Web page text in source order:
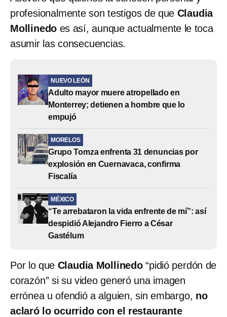
profesionalmente son testigos de que Claudia
Mollinedo es así, aunque actualmente le toca
asumir las consecuencias.
NUEVO LEÓN
Adulto mayor muere atropellado en
Monterrey; detienen a hombre que lo
empujó
MORELOS
Grupo Tomza enfrenta 31 denuncias por
explosión en Cuernavaca, confirma
Fiscalía
MÉXICO
“Te arrebataron la vida enfrente de mí”: así
despidió Alejandro Fierro a César
Gastélum
Por lo que Claudia Mollinedo“pidió perdón de
corazón” si su video generó una imagen
errónea u ofendió a alguien, sin embargo, no
aclaró lo ocurrido con el restaurante